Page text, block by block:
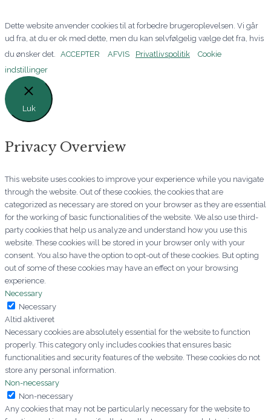
Dette website anvender cookies til at forbedre brugeroplevelsen. Vi går
ud fra, at du er ok med dette, men du kan selvfølgelig vælge det fra, hvis
du ønsker det. ACCEPTER AFVIS Privatlivspolitik
Cookie
indstillinger
Luk
Privacy Overview
This website uses cookies to improve your experience while you navigate
through the website. Out of these cookies, the cookies that are
categorized as necessary are stored on your browser as they are essential
for the working of basic functionalities of the website. We also use third-
party cookies that help us analyze and understand how you use this
website. These cookies will be stored in your browser only with your
consent. You also have the option to opt-out of these cookies. But opting
out of some of these cookies may have an effect on your browsing
experience.
Necessary
Necessary
Altid aktiveret
Necessary cookies are absolutely essential for the website to function
properly. This category only includes cookies that ensures basic
functionalities and security features of the website. These cookies do not
store any personal information.
Non-necessary
Non-necessary
Any cookies that may not be particularly necessary for the website to